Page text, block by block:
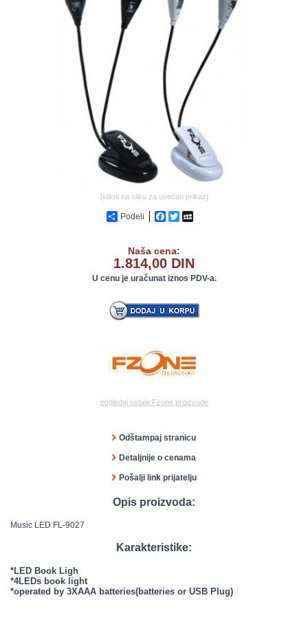
GALERIJA
[klikni na sliku za uvećan prikaz]
Podeli Facebook
Twitter
Naša cena:
1.814,00 DIN
U cenu je uračunat iznos PDV-a.
pogledaj ostale Fzone proizvode
Odštampaj stranicu
Detaljnije o cenama
Pošalji link prijatelju
Opis proizvoda:
Music LED FL-9027
Karakteristike:
*LED Book Ligh
*4LEDs book light
*operated by 3XAAA batteries(batteries or USB Plug)